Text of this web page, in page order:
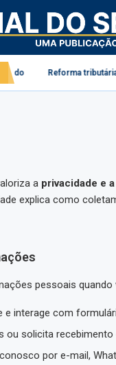
Reforma tributária:
a privacidade e
explica como
pessoais quando
e interage com
ou solicita recebimento
por e-mail,